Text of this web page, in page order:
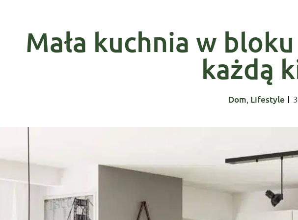
Mała kuchnia w
każdą
Dom Lifestyle